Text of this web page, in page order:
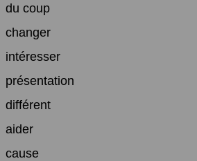
du coup
changer
intéresser
présentation
différent
aider
cause